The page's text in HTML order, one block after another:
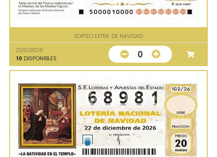
SORTEO EXTRA. DE NAVIDAD
22/12/2026
10 DISPONIBLES 0